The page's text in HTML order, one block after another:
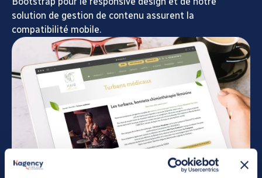
solution de gestion de contenu assurent la
compatibilité mobile.